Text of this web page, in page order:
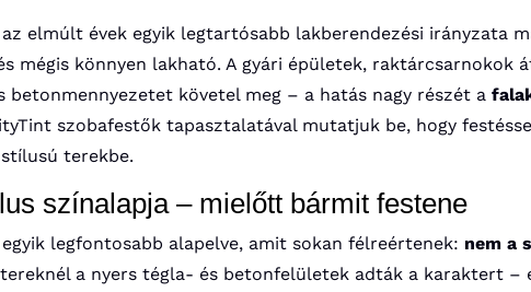
elmúlt évek egyik legtartósabb lakberendezési irányzata
mégis könnyen lakható. A gyári épületek,
betonmennyezetet követel meg – a hatás nagy részét a
szobafestők tapasztalatával mutatjuk be, hogy
terekbe.
színalapja – mielőtt bármit festene
legfontosabb alapelve, amit sokan félreértenek: nem a
a nyers tégla- és betonfelületek adták a karaktert –